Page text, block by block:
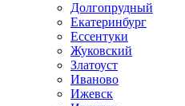
Долгопрудный
Екатеринбург
Ессентуки
Жуковский
Златоуст
Иваново
Ижевск